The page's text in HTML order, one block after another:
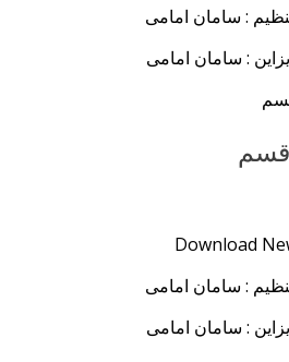
: سامان امامی
: سامان امامی
Download
: سامان امامی
: سامان امامی